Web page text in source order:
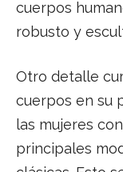
cuerpos
robusto y
Otro detalle
cuerpos en su
las mujeres
principales